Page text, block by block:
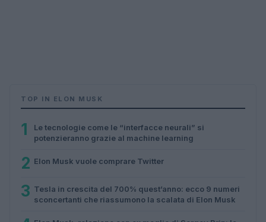
TOP IN ELON MUSK
1
Le tecnologie come le “interfacce neurali” si
potenzieranno grazie al machine learning
2 Elon Musk vuole comprare Twitter
3 Tesla in crescita del 700% quest’anno: ecco 9 numeri
sconcertanti che riassumono la scalata di Elon Musk